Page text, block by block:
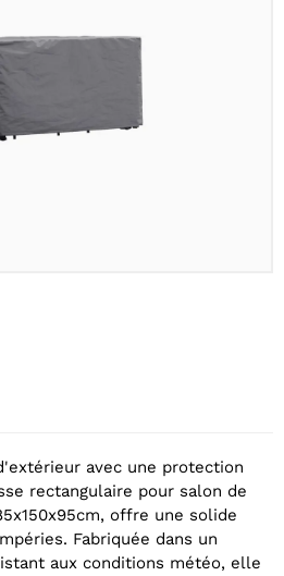
avec une protection
rectangulaire pour salon de
offre une solide
Fabriquée dans un
aux conditions météo, elle